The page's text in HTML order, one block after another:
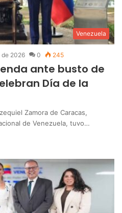
Venezuela
de 2026 0 245
ante busto de
Día de la
Zamora de Caracas,
de Venezuela, tuvo…